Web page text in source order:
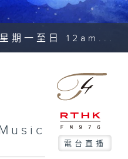
期一至日 12am...
電台直播